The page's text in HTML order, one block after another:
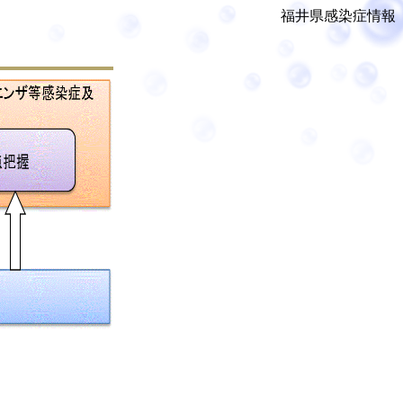
福井県感染症情報